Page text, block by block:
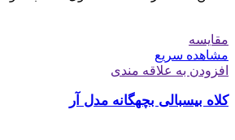
مقایسه
مشاهده سریع
افزودن به علاقه مندی
کلاه بیسبالی بچهگانه مدل آر